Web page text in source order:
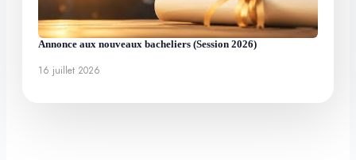
Annonce aux nouveaux bacheliers (Session 2026)
16 juillet 2026